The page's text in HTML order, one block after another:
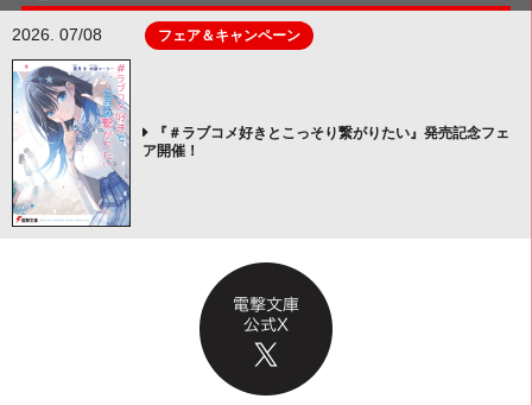
2026. 07/08 フェア＆キャンペーン
『＃ラブコメ好きとこっそり繋がりたい』発売記念フェ
ア開催！